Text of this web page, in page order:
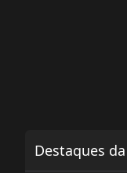
Destaques